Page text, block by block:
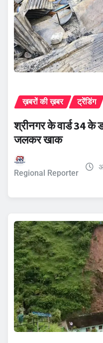
ख़बरों की ख़बर ट्रेंडिंग
श्रीनगर के वार्ड 34 के
जलकर खाक
Regional Reporter